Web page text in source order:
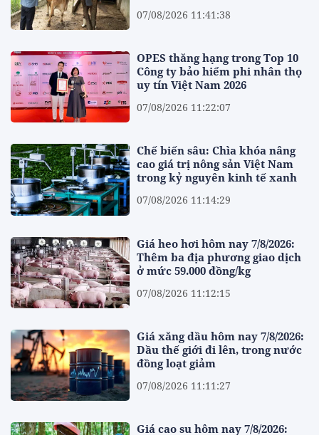
07/08/2026 11:41:38
OPES thăng hạng trong Top 10
Công ty bảo hiểm phi nhân thọ
uy tín Việt Nam 2026
07/08/2026 11:22:07
Chế biến sâu: Chìa khóa nâng
cao giá trị nông sản Việt Nam
trong kỷ nguyên kinh tế xanh
07/08/2026 11:14:29
Giá heo hơi hôm nay 7/8/2026:
Thêm ba địa phương giao dịch
ở mức 59.000 đồng/kg
07/08/2026 11:12:15
Giá xăng dầu hôm nay 7/8/2026:
Dầu thế giới đi lên, trong nước
đồng loạt giảm
07/08/2026 11:11:27
Giá cao su hôm nay 7/8/2026: